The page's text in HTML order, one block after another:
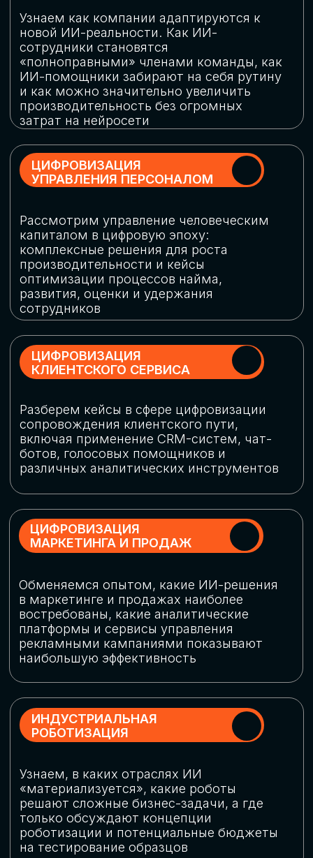
огромную статью затрат
ОБЛАЧНЫЕ ТЕХНОЛОГИИ
Подискутируем, какие облачные решения
существуют на рынке и почему
использование мультиоблачных моделей
не только снижает затраты, но и
«пересборки» бизнес-моделей
СКАЧАТЬ
ПРОГРАММУ
КОНФЕРЕНЦИИ
Оставьте заявку, мы направим вам
программу конференции
СКАЧАТЬ ПРОГРАММУ
СПИКЕРЫ
СТАТЬ СПИКЕРОМ
В конференции участвовали более 120 спикеров